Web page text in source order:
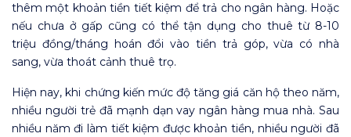
thêm một khoản tiền tiết kiệm để trả cho ngân hàng. Hoặc
nếu chưa ở gấp cũng có thể tận dụng cho thuê từ 8-10
triệu đồng/tháng hoán đổi vào tiền trả góp, vừa có nhà
sang, vừa thoát cảnh thuê trọ.
Hiện nay, khi chứng kiến mức độ tăng giá căn hộ theo năm,
nhiều người trẻ đã mạnh dạn vay ngân hàng mua nhà. Sau
nhiều năm đi làm tiết kiệm được khoản tiền, nhiều người đã